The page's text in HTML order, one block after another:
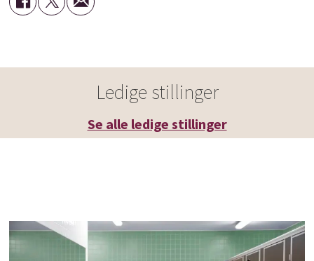
Ledige stillinger
Se alle ledige stillinger